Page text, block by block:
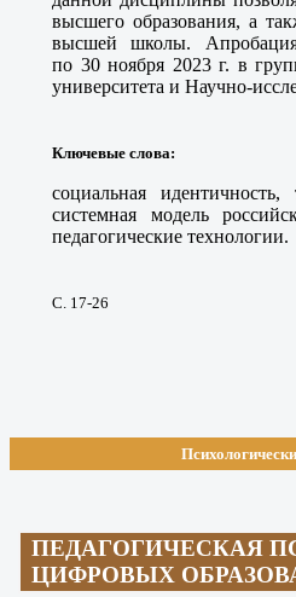
высшего образования, а
высшей школы. Апробация
по 30 ноября 2023 г. в
университета и Научно-
Ключевые слова:
социальная
системная модель
педагогические технологии.
С. 17-26
ПЕДАГОГИЧЕСКАЯ
ЦИФРОВЫХ